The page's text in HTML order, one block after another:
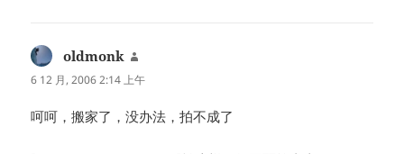
oldmonk
道：
6 12 月, 2006 2:14 上午
呵呵，搬家了，没办法，拍不成了